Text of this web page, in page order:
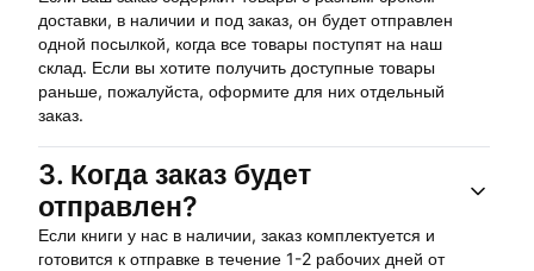
доставки, в наличии и под заказ, он будет отправлен
одной посылкой, когда все товары поступят на наш
склад. Если вы хотите получить доступные товары
раньше, пожалуйста, оформите для них отдельный
заказ.
3. Когда заказ будет
отправлен?
Если книги у нас в наличии, заказ комплектуется и
готовится к отправке в течение 1-2 рабочих дней от